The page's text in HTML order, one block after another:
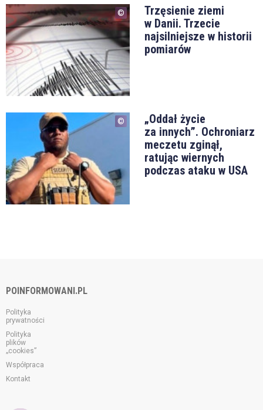
Trzęsienie ziemi
w Danii. Trzecie
najsilniejsze w historii
pomiarów
„Oddał życie
za innych”. Ochroniarz
meczetu zginął,
ratując wiernych
podczas ataku w USA
POINFORMOWANI.PL
Polityka
prywatności
Polityka
plików
„cookies”
Współpraca
Kontakt